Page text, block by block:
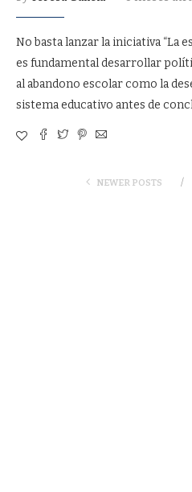
No basta lanzar la iniciativa “La
es fundamental desarrollar
al abandono escolar como la
sistema educativo antes de
NEWER POSTS